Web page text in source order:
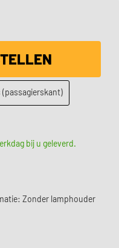
(passagierskant)
bij u geleverd.
Zonder lamphouder